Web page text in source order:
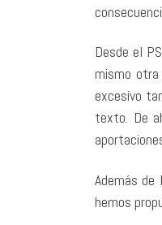
Desde el
mismo otra
excesivo
texto. De
Además de
hemos